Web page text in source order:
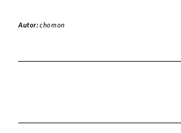
Autor:chomon